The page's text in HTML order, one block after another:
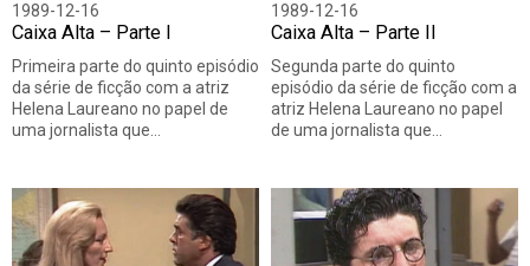
1989-12-16
Caixa Alta – Parte I
Primeira parte do quinto episódio
da série de ficção com a atriz
Helena Laureano no papel de
uma jornalista que…
1989-12-16
Caixa Alta – Parte II
Segunda parte do quinto
episódio da série de ficção com a
atriz Helena Laureano no papel
de uma jornalista que…